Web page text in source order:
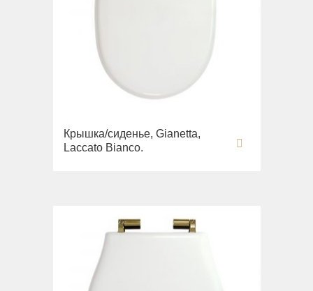
Крышка/сиденье, Gianetta,
Laccato Bianco.